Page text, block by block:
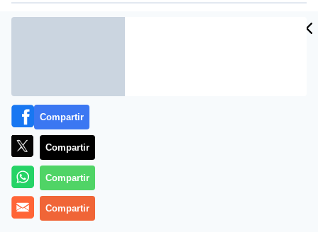
Archivado en: AUDI CIA
Compartir
Compartir
Compartir
Compartir